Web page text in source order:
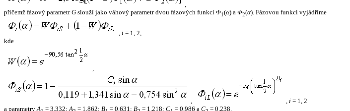
,
přičemž fázový parametrG slouží jako váhový parametr dvou fázových funkcí Φ1(α) a Φ2(α). Fázovou funkci vyjádříme
, i = 1, 2,
kde
,
, , i = 1, 2
a parametryA = 3,332;A = 1,862; B = 0,631; B = 1,218; C = 0,986 a C = 0,238.